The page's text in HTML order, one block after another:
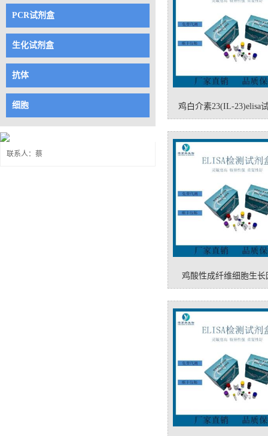
PCR试剂盒
生化试剂盒
抗体
细胞
联系人：蔡
鸡白介素23(IL-23)elisa
鸡酸性成纤维细胞生长
(FGF1)elisa试剂盒